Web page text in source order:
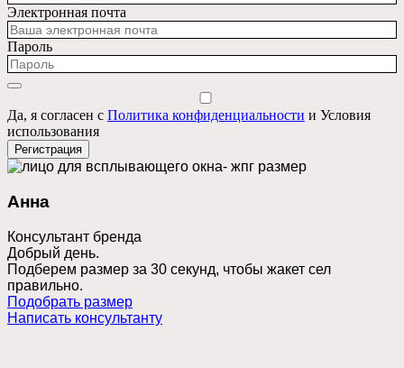
Электронная почта
Пароль
Да, я согласен с Политика конфиденциальности и Условия
использования
Регистрация
Анна
Консультант бренда
Добрый день.
Подберем размер за 30 секунд, чтобы жакет сел
правильно.
Подобрать размер
Написать консультанту